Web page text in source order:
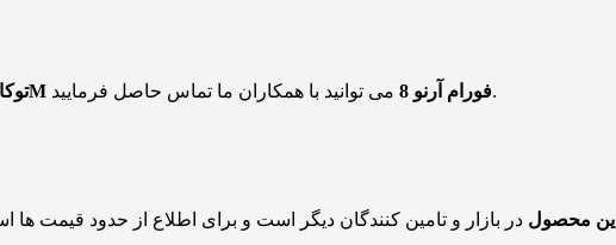
چراغ SMD توکار 36 وات 4M فورام آرنو 8می توانید با همکاران ما تماس حاصل فرمایید.
این محصول